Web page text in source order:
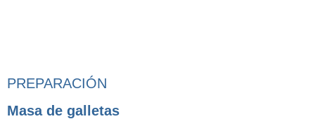
PREPARACIÓN
Masa de galletas